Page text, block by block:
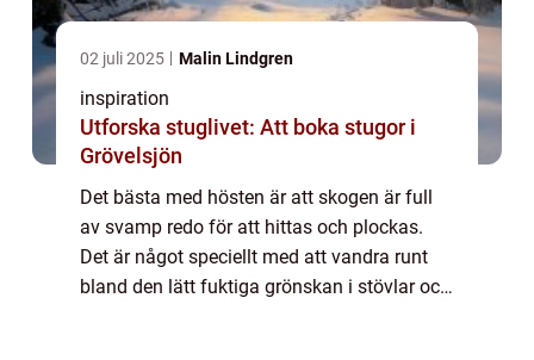
02 juli 2025 Malin Lindgren
inspiration
Utforska stuglivet: Att boka stugor i
Grövelsjön
Det bästa med hösten är att skogen är full
av svamp redo för att hittas och plockas.
Det är något speciellt med att vandra runt
bland den lätt fuktiga grönskan i stövlar och